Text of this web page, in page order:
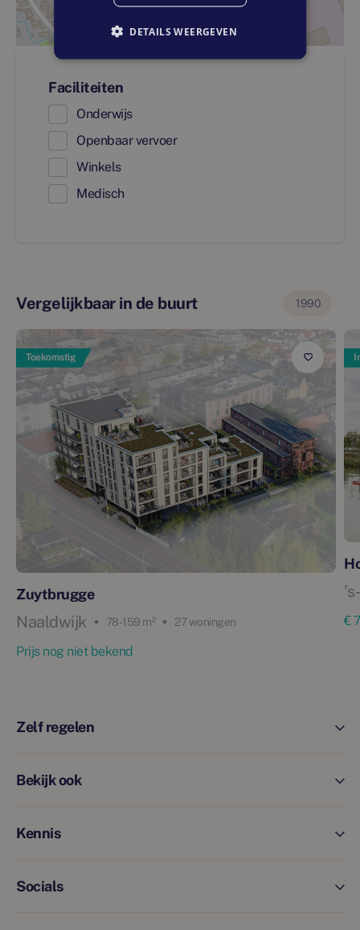
Faciliteiten
Onderwijs
Openbaar vervoer
Winkels
Medisch
Vergelijkbaar in de buurt 1990
Toekomstig
Zuytbrugge
Naaldwijk 78 - 159 m² 27 woningen
Prijs nog niet bekend
€
Zelf regelen
Bekijk ook
Kennis
Socials
DETAILS WEERGEVEN